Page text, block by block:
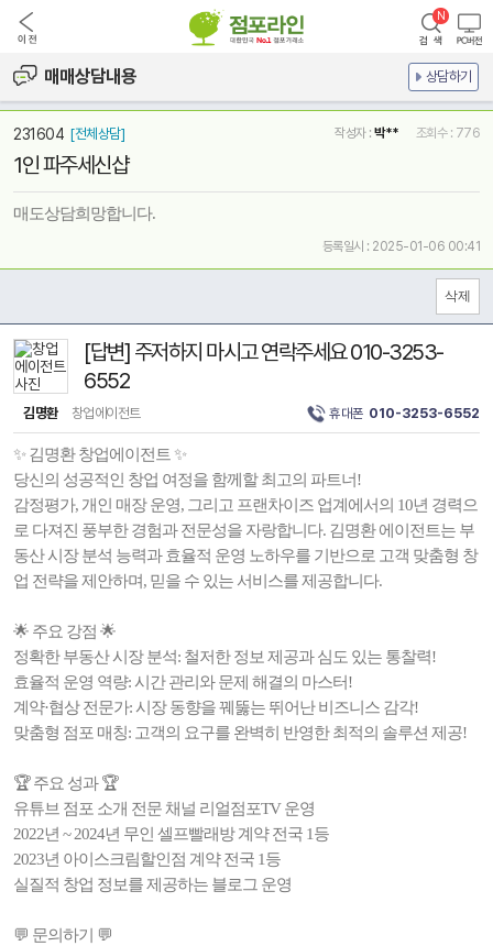
매매상담내용 상담하기
231604 [전체상담] 작성자 : 박** 조회수 : 776
1인 파주세신샵
매도상담희망합니다.
등록일시 : 2025-01-06 00:41
[답변] 주저하지 마시고 연락주세요 010-3253-
6552
김명환 창업에이전트 휴대폰 010-3253-6552
✨ 김명환 창업에이전트 ✨
당신의 성공적인 창업 여정을 함께할 최고의 파트너!
감정평가, 개인 매장 운영, 그리고 프랜차이즈 업계에서의 10년 경력으
로 다져진 풍부한 경험과 전문성을 자랑합니다. 김명환 에이전트는 부
동산 시장 분석 능력과 효율적 운영 노하우를 기반으로 고객 맞춤형 창
업 전략을 제안하며, 믿을 수 있는 서비스를 제공합니다.
🌟 주요 강점 🌟
정확한 부동산 시장 분석: 철저한 정보 제공과 심도 있는 통찰력!
효율적 운영 역량: 시간 관리와 문제 해결의 마스터!
계약·협상 전문가: 시장 동향을 꿰뚫는 뛰어난 비즈니스 감각!
맞춤형 점포 매칭: 고객의 요구를 완벽히 반영한 최적의 솔루션 제공!
🏆 주요 성과 🏆
유튜브 점포 소개 전문 채널 리얼점포TV 운영
2022년 ~ 2024년 무인 셀프빨래방 계약 전국 1등
2023년 아이스크림할인점 계약 전국 1등
실질적 창업 정보를 제공하는 블로그 운영
💬 문의하기 💬